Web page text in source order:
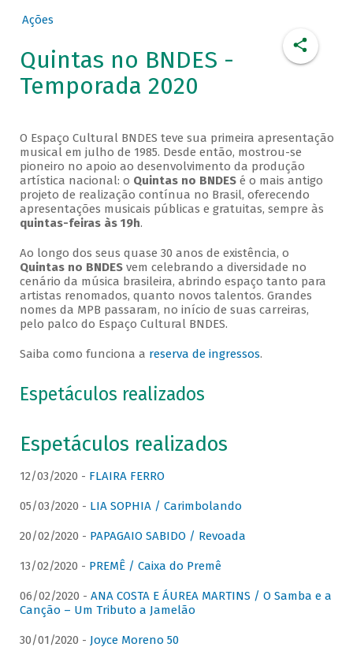
Ações
Quintas no BNDES -
Temporada 2020
O Espaço Cultural BNDES teve sua primeira apresentação
musical em julho de 1985. Desde então, mostrou-se
pioneiro no apoio ao desenvolvimento da produção
artística nacional: o Quintas no BNDESé o mais antigo
projeto de realização contínua no Brasil, oferecendo
apresentações musicais públicas e gratuitas, sempre às
quintas-feiras às 19h.
Ao longo dos seus quase 30 anos de existência, o
Quintas no BNDESvem celebrando a diversidade no
cenário da música brasileira, abrindo espaço tanto para
artistas renomados, quanto novos talentos. Grandes
nomes da MPB passaram, no início de suas carreiras,
pelo palco do Espaço Cultural BNDES.
Saiba como funciona a reserva de ingressos.
Espetáculos realizados
Espetáculos realizados
12/03/2020 - FLAIRA FERRO
05/03/2020 - LIA SOPHIA / Carimbolando
20/02/2020 - PAPAGAIO SABIDO / Revoada
13/02/2020 - PREMÊ / Caixa do Premê
06/02/2020 - ANA COSTA E ÁUREA MARTINS / O Samba e a
Canção – Um Tributo a Jamelão
30/01/2020 - Joyce Moreno 50